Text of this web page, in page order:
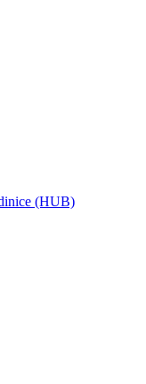
(HUB)